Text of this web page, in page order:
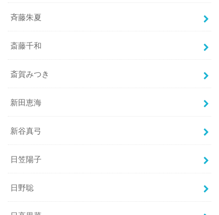
斉藤朱夏
斎藤千和
斎賀みつき
新田恵海
新谷真弓
日笠陽子
日野聡